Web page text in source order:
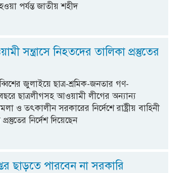
পর্যন্ত জাতীয় শহীদ
সন্ত্রাসে নিহতদের তালিকা প্রস্তুতের
জুলাইয়ে ছাত্র-শ্রমিক-জনতার গণ-
ছাত্রলীগসহ আওয়ামী লীগের অন্যান্য
ও তৎকালীন সরকারের নির্দেশে রাষ্ট্রীয় বাহিনী
নির্দেশ দিয়েছেন
ছাড়তে পারবেন না সরকারি